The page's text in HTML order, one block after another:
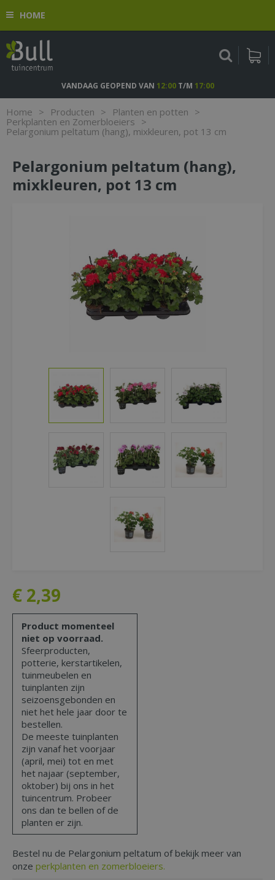
n
o
HOME
Home > Producten > Planten en potten >
Perkplanten en Zomerbloeiers >
Pelargonium peltatum (hang), mixkleuren, pot 13 cm
VANDAAG GEOPEND VAN 12:00T/M 17:00
Pelargonium peltatum (hang),
mixkleuren, pot 13 cm
€ 2,39
Product momenteel
niet op voorraad.
Sfeerproducten,
potterie, kerstartikelen,
tuinmeubelen en
tuinplanten zijn
seizoensgebonden en
niet het hele jaar door te
bestellen.
De meeste tuinplanten
zijn vanaf het voorjaar
(april, mei) tot en met
het najaar (september,
oktober) bij ons in het
tuincentrum. Probeer
ons dan te bellen of de
planten er zijn.
Bestel nu de Pelargonium peltatum of bekijk meer van
onze perkplanten en zomerbloeiers.